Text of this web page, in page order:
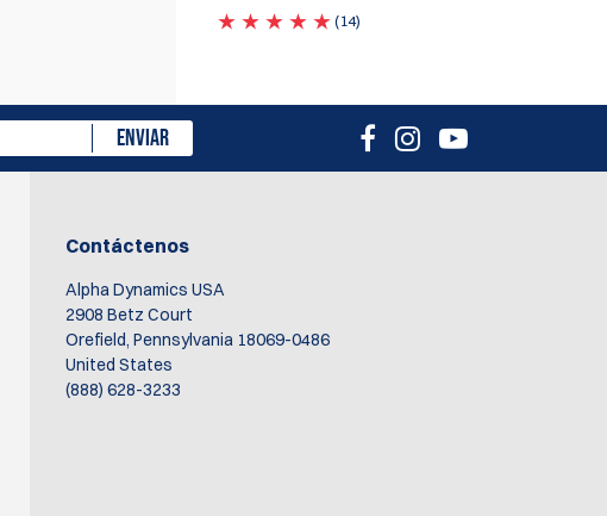
(14)
ENVIAR
Contáctenos
Alpha Dynamics USA
2908 Betz Court
Orefield, Pennsylvania 18069-0486
United States
(888) 628-3233